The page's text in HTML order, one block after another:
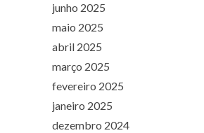
junho 2025
maio 2025
abril 2025
março 2025
fevereiro 2025
janeiro 2025
dezembro 2024